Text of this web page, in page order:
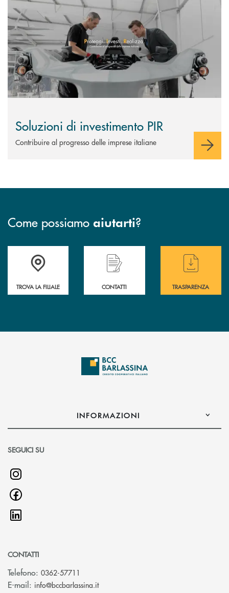
Soluzioni di investimento PIR
Contribuire al progresso delle imprese italiane
Come possiamo aiutarti?
Accedi all' elenco completo delle filiali di BCC Barlassina.
TROVA LA FILIALE
Hai bisogno di assistenza immediata ?
CONTATTI
Hai bisogno di
TRASPARENZA
INFORMAZIONI
SEGUICI SU
CONTATTI
Telefono: 0362-57711
E-mail: info@bccbarlassina.it(si apre l’app di posta elettronica)